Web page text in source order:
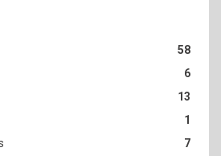
58
6
13
1
7